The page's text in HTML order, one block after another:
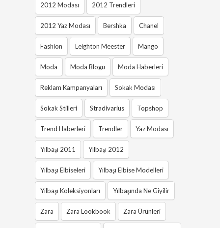
2012 Modası 2012 Trendleri
2012 Yaz Modası Bershka Chanel
Fashion Leighton Meester Mango
Moda Moda Blogu Moda Haberleri
Reklam Kampanyaları Sokak Modası
Sokak Stilleri Stradivarius Topshop
Trend Haberleri Trendler Yaz Modası
Yılbaşı 2011 Yılbaşı 2012
Yılbaşı Elbiseleri Yılbaşı Elbise Modelleri
Yılbaşı Koleksiyonları Yılbaşında Ne Giyilir
Zara Zara Lookbook Zara Ürünleri